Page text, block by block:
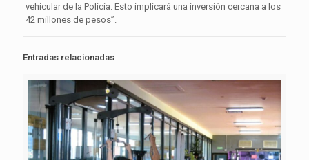
vehicular de la Policía. Esto implicará una inversión cercana a los
42 millones de pesos”.
Entradas relacionadas